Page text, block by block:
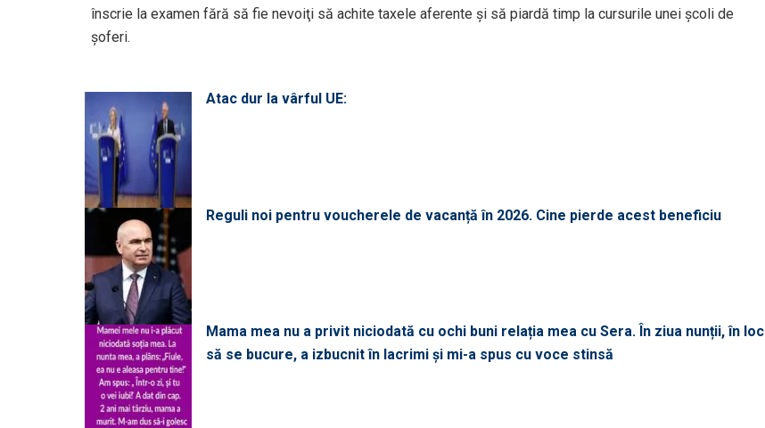
înscrie la examen fără să fie nevoiţi să achite taxele aferente şi să piardă timp la cursurile unei şcoli de
şoferi.
Atac dur la vârful UE:
Reguli noi pentru voucherele de vacanță în 2026. Cine pierde acest beneficiu
Mama mea nu a privit niciodată cu ochi buni relația mea cu Sera. În ziua nunții, în loc
să se bucure, a izbucnit în lacrimi și mi-a spus cu voce stinsă